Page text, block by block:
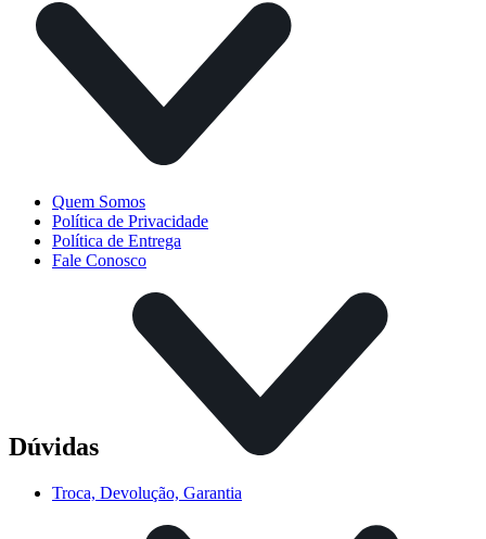
Quem Somos
Política de Privacidade
Política de Entrega
Fale Conosco
Dúvidas
Troca, Devolução, Garantia